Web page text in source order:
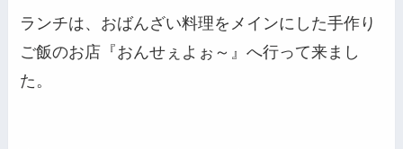
ランチは、おばんざい料理をメインにした手作り
ご飯のお店『おんせぇよぉ～』へ行って来まし
た。